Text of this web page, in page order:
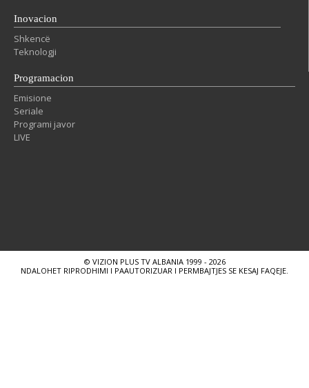
Inovacion
Shkencë
Teknologji
Programacion
Emisione
Seriale
Programi javor
LIVE
© VIZION PLUS TV ALBANIA 1999 - 2026
NDALOHET RIPRODHIMI I PAAUTORIZUAR I PERMBAJTJES SE KESAJ FAQEJE.